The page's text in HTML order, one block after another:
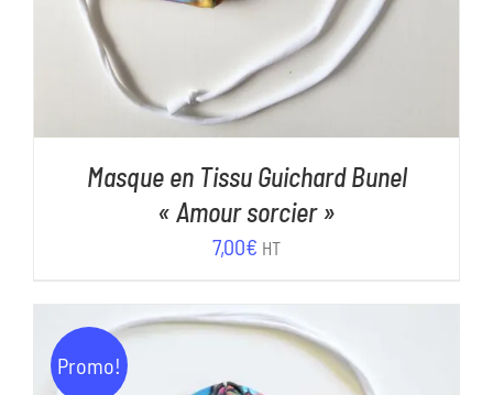
Masque en Tissu Guichard Bunel
« Amour sorcier »
7,00€ HT
Promo!